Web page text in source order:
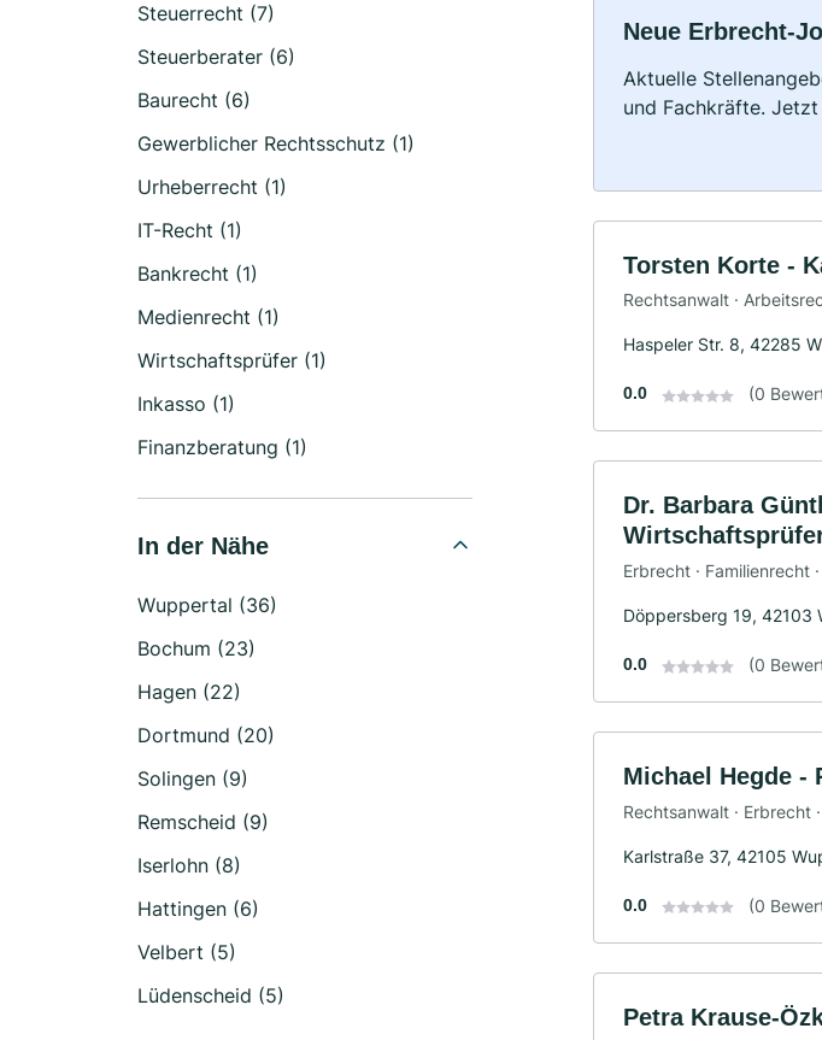
Steuerrecht (7)
Steuerberater (6)
Baurecht (6)
Gewerblicher Rechtsschutz (1)
Urheberrecht (1)
IT-Recht (1)
Bankrecht (1)
Medienrecht (1)
Wirtschaftsprüfer (1)
Inkasso (1)
Finanzberatung (1)
In der Nähe
Wuppertal (36)
Bochum (23)
Hagen (22)
Dortmund (20)
Solingen (9)
Remscheid (9)
Iserlohn (8)
Hattingen (6)
Velbert (5)
Lüdenscheid (5)
Neue Erbrecht-
Aktuelle
und Fachkräfte.
Torsten Korte -
Rechtsanwalt ·
Haspeler Str. 8, 42285
0.0 (0
Dr. Barbara
Erbrecht · Familienrecht
Döppersberg 19, 42103
0.0 (0
Michael Hegde -
Rechtsanwalt · Erbrecht
Karlstraße 37, 42105
0.0 (0
Petra Krause-